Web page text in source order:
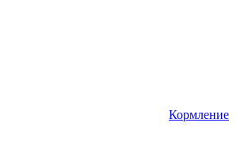
Кормление